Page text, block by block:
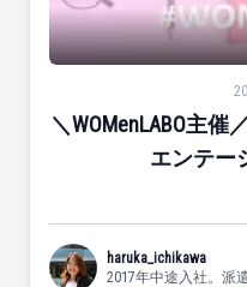
＼WOMenLABO主催
＼WOMenLABO主
エンテー
haruka_ichikawa
2017年中途入社。派